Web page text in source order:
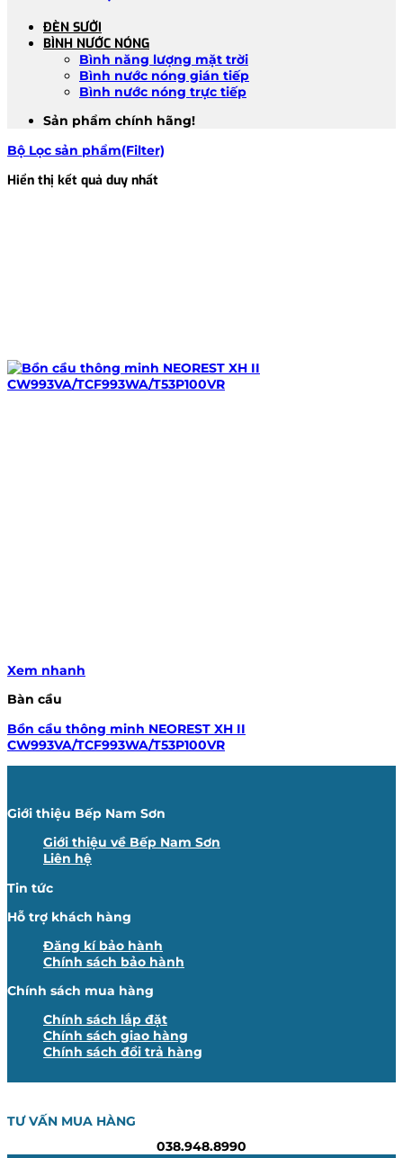
ĐÈN SƯỞI
BÌNH NƯỚC NÓNG
Bình năng lượng mặt trời
Bình nước nóng gián tiếp
Bình nước nóng trực tiếp
Sản phẩm chính hãng!
Bộ Lọc sản phẩm(Filter)
Hiển thị kết quả duy nhất
Xem nhanh
Bàn cầu
Bồn cầu thông minh NEOREST XH II
CW993VA/TCF993WA/T53P100VR
Giới thiệu Bếp Nam Sơn
Giới thiệu về Bếp Nam Sơn
Liên hệ
Tin tức
Hỗ trợ khách hàng
Đăng kí bảo hành
Chính sách bảo hành
Chính sách mua hàng
Chính sách lắp đặt
Chính sách giao hàng
Chính sách đổi trả hàng
TƯ VẤN MUA HÀNG
038.948.8990